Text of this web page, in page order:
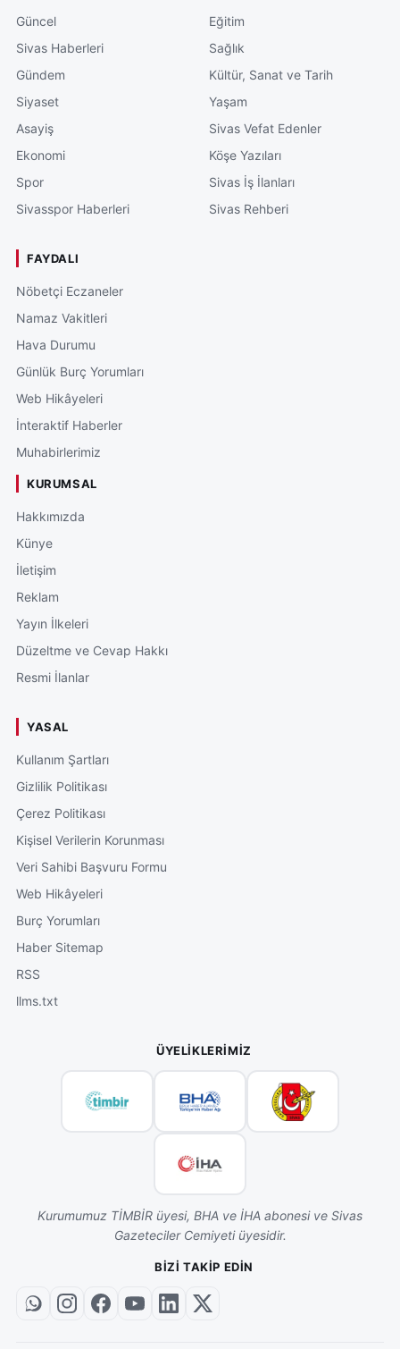
Güncel
Sivas Haberleri
Gündem
Siyaset
Asayiş
Ekonomi
Spor
Sivasspor Haberleri
Eğitim
Sağlık
Kültür, Sanat ve Tarih
Yaşam
Sivas Vefat Edenler
Köşe Yazıları
Sivas İş İlanları
Sivas Rehberi
FAYDALI
Nöbetçi Eczaneler
Namaz Vakitleri
Hava Durumu
Günlük Burç Yorumları
Web Hikâyeleri
İnteraktif Haberler
Muhabirlerimiz
KURUMSAL
Hakkımızda
Künye
İletişim
Reklam
Yayın İlkeleri
Düzeltme ve Cevap Hakkı
Resmi İlanlar
YASAL
Kullanım Şartları
Gizlilik Politikası
Çerez Politikası
Kişisel Verilerin Korunması
Veri Sahibi Başvuru Formu
Web Hikâyeleri
Burç Yorumları
Haber Sitemap
RSS
llms.txt
ÜYELIKLERIMIZ
Kurumumuz TİMBİR üyesi, BHA ve İHA abonesi ve Sivas
Gazeteciler Cemiyeti üyesidir.
BIZI TAKIP EDIN